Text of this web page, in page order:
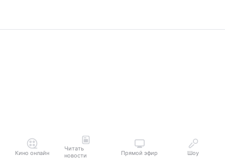
Кино онлайн
Читать
новости
Прямой эфир Шоу